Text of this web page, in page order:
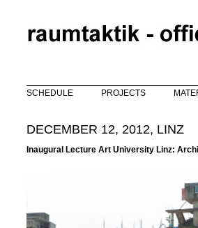
SCHEDULE PROJECTS
DECEMBER 12, 2012, LINZ
Inaugural Lecture Art University Linz: